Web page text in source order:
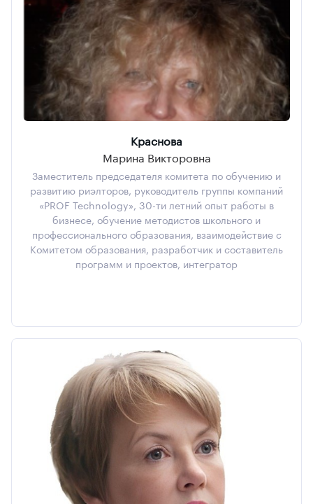
Краснова
Марина Викторовна
Заместитель председателя комитета по обучению и
развитию риэлторов, руководитель группы компаний
«PROF Technology», 30-ти летний опыт работы в
бизнесе, обучение методистов школьного и
профессионального образования, взаимодействие с
Комитетом образования, разработчик и составитель
программ и проектов, интегратор